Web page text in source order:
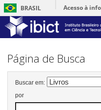
BRASIL
Acesso à
Skip
Página de Busca
Buscar em:
por